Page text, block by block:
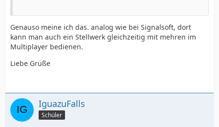
Genauso meine ich das. analog wie bei Signalsoft, dort
kann man auch ein Stellwerk gleichzeitig mit mehren im
Multiplayer bedienen.
Liebe Grüße
IguazuFalls
Schüler